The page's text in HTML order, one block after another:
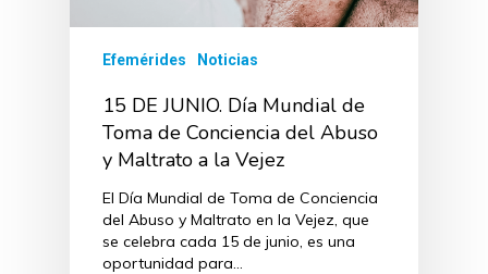
Efemérides Noticias
15 DE JUNIO. Día Mundial de
Toma de Conciencia del Abuso
y Maltrato a la Vejez
El Día Mundial de Toma de Conciencia
del Abuso y Maltrato en la Vejez, que
se celebra cada 15 de junio, es una
oportunidad para…